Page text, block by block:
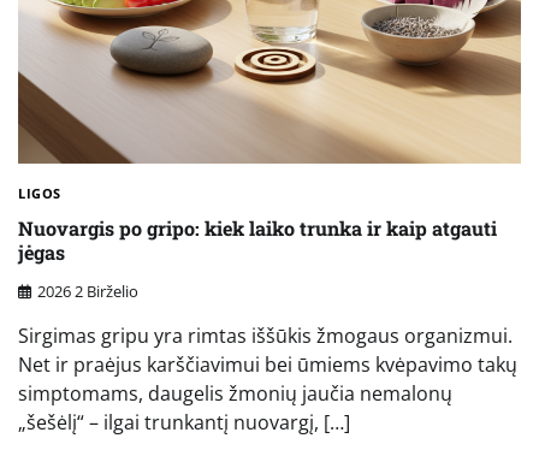
LIGOS
Nuovargis po gripo: kiek laiko trunka ir kaip atgauti
jėgas
2026 2 Birželio
Sirgimas gripu yra rimtas iššūkis žmogaus organizmui.
Net ir praėjus karščiavimui bei ūmiems kvėpavimo takų
simptomams, daugelis žmonių jaučia nemalonų
„šešėlį“ – ilgai trunkantį nuovargį, […]